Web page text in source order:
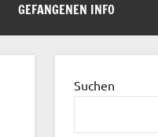
GEFANGENEN INFO
Suchen